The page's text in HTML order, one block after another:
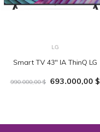
LG
Smart TV 43" IA ThinQ LG
990.000,00 $ 693.000,00 $